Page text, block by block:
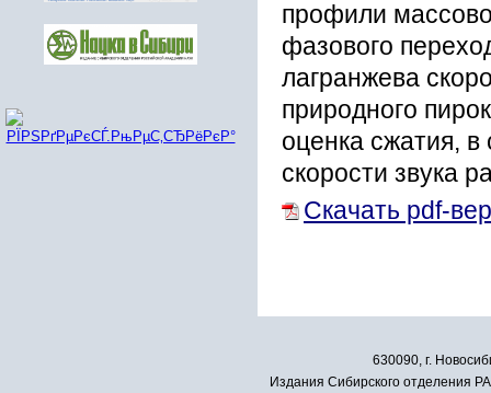
профили
фазового
лагранжева
природного
оценка сжатия, в
скорости звука
Скачать pdf-
630090, г.
Издания Сибирского отделения